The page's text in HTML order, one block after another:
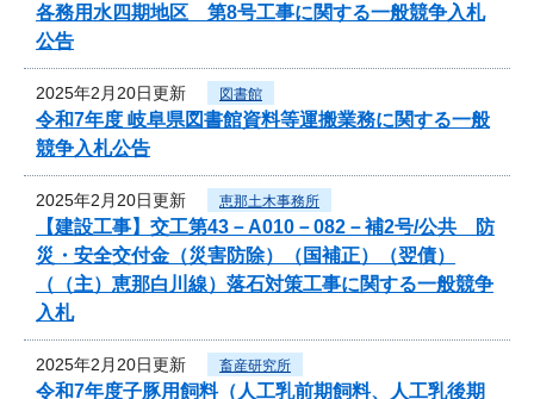
各務用水四期地区 第8号工事に関する一般競争入札
公告
2025年2月20日更新 図書館
令和7年度 岐阜県図書館資料等運搬業務に関する一般
競争入札公告
2025年2月20日更新 恵那土木事務所
【建設工事】交工第43－A010－082－補2号/公共 防
災・安全交付金（災害防除）（国補正）（翌債）
（（主）恵那白川線）落石対策工事に関する一般競争
入札
2025年2月20日更新 畜産研究所
令和7年度子豚用飼料（人工乳前期飼料、人工乳後期